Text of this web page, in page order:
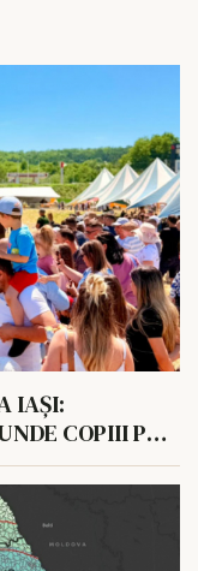
IAȘI:
COPIII POT